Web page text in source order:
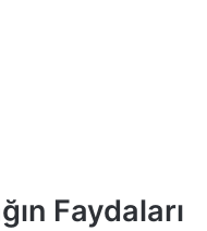
Faydaları